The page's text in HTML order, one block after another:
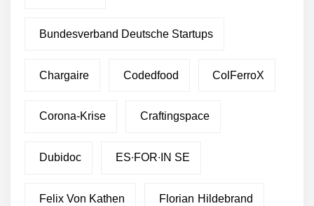
Bundesverband Deutsche Startups
Chargaire Codedfood ColFerroX
Corona-Krise Craftingspace
Dubidoc ES∙FOR∙IN SE
Felix Von Kathen Florian Hildebrand